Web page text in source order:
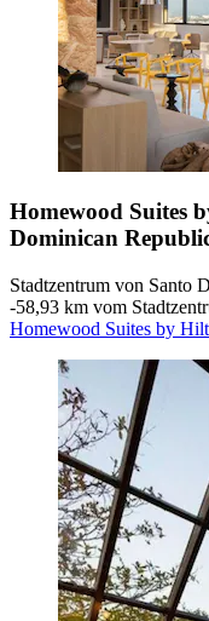
Homewood Suites
Dominican
Stadtzentrum von Santo
‐58,93 km vom
Homewood Suites by